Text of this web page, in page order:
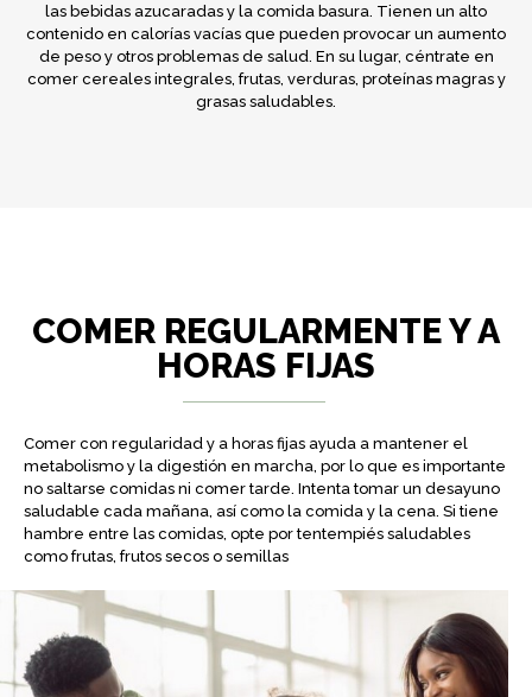
las bebidas azucaradas y la comida basura. Tienen un alto
contenido en calorías vacías que pueden provocar un aumento
de peso y otros problemas de salud. En su lugar, céntrate en
comer cereales integrales, frutas, verduras, proteínas magras y
grasas saludables.
COMER REGULARMENTE Y A
HORAS FIJAS
Comer con regularidad y a horas fijas ayuda a mantener el
metabolismo y la digestión en marcha, por lo que es importante
no saltarse comidas ni comer tarde. Intenta tomar un desayuno
saludable cada mañana, así como la comida y la cena. Si tiene
hambre entre las comidas, opte por tentempiés saludables
como frutas, frutos secos o semillas